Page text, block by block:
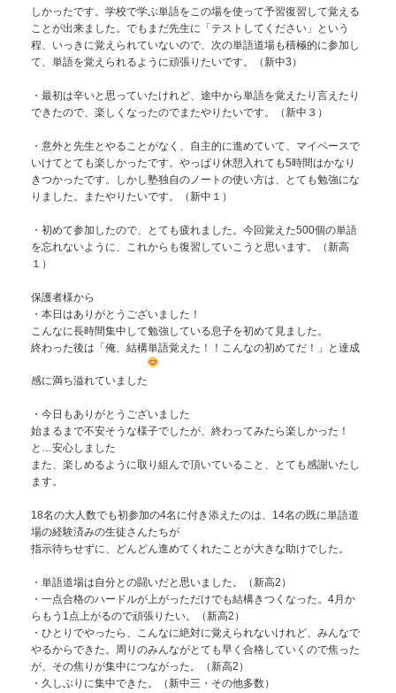
しかったです。学校で学ぶ単語をこの場を使って予習復習して覚える
ことが出来ました。でもまだ先生に「テストしてください」という
程、いっきに覚えられていないので、次の単語道場も積極的に参加し
て、単語を覚えられるように頑張りたいです。（新中3）
・最初は辛いと思っていたけれど、途中から単語を覚えたり言えたり
できたので、楽しくなったのでまたやりたいです。（新中３）
・意外と先生とやることがなく、自主的に進めていて、マイペースで
いけてとても楽しかったです。やっぱり休憩入れても5時間はかなり
きつかったです。しかし塾独自のノートの使い方は、とても勉強にな
りました。またやりたいです。（新中１）
・初めて参加したので、とても疲れました。今回覚えた500個の単語
を忘れないように、これからも復習していこうと思います。（新高
１）
保護者様から
・本日はありがとうございました！
こんなに長時間集中して勉強している息子を初めて見ました。
終わった後は「俺、結構単語覚えた！！こんなの初めてだ！」と達成
感に満ち溢れていました
・今日もありがとうございました
始まるまで不安そうな様子でしたが、終わってみたら楽しかった！
と…安心しました
また、楽しめるように取り組んで頂いていること、とても感謝いたし
ます。
18名の大人数でも初参加の4名に付き添えたのは、14名の既に単語道
場の経験済みの生徒さんたちが
指示待ちせずに、どんどん進めてくれたことが大きな助けでした。
・単語道場は自分との闘いだと思いました。（新高2）
・一点合格のハードルが上がっただけでも結構きつくなった。4月か
らもう1点上がるので頑張りたい。（新高2）
・ひとりでやったら、こんなに絶対に覚えられないけれど、みんなで
やるからできた。周りのみんながとても早く合格していくので焦った
が、その焦りが集中につながった。（新高2）
・久しぶりに集中できた。（新中三・その他多数）